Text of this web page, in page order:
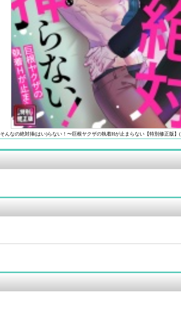
そんなの絶対挿(はい)らない！〜巨根ヤクザの執着Hが止まらない【特別修正版】